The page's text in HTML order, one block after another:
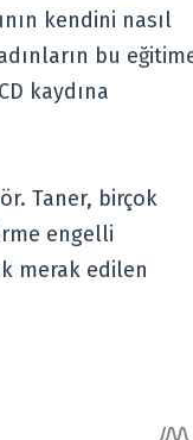
kendini nasıl
bu
kaydına
Taner, birçok
engelli
merak edilen